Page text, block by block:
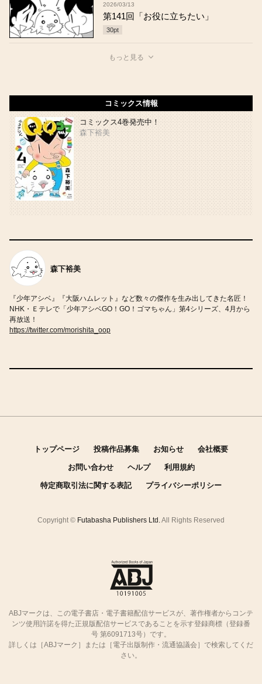
2026/03/13
第141回「お役に立ちたい」
30pt
もっと見る
コミックス情報
コミックス4巻発売中！
森下裕美
森下裕美
『少年アシベ』『大阪ハムレット』など数々の傑作を生み出してきた名匠！
NHK・Ｅテレで「少年アシベGO！GO！ゴマちゃん」第4シリーズ、4月から
再放送！
https://twitter.com/morishita_oop
トップページ 投稿作品募集 お知らせ 会社概要
お問い合わせ ヘルプ 利用規約
特定商取引法に関する表記 プライバシーポリシー
Copyright © Futabasha Publishers Ltd. All Rights Reserved
ABJマークは、この電子書店・電子書籍配信サービスが、著作権者からコンテ
ンツ使用許諾を得た正規版配信サービスであることを示す登録商標（登録番
号 第6091713号）です。
詳しくは［ABJマーク］または［電子出版制作・流通協議会］で検索してくだ
さい。